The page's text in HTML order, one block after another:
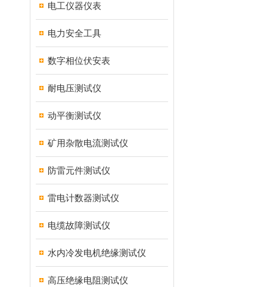
电工仪器仪表
电力安全工具
数字相位伏安表
耐电压测试仪
动平衡测试仪
矿用杂散电流测试仪
防雷元件测试仪
雷电计数器测试仪
电缆故障测试仪
水内冷发电机绝缘测试仪
高压绝缘电阻测试仪